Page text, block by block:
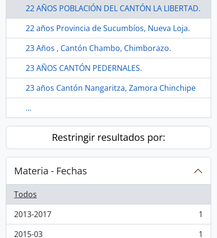
22 AÑOS POBLACIÓN DEL CANTÓN LA LIBERTAD.
22 años Provincia de Sucumbíos, Nueva Loja.
23 Años , Cantón Chambo, Chimborazo.
23 AÑOS CANTÓN PEDERNALES.
23 años Cantón Nangaritza, Zamora Chinchipe
...
Restringir resultados por:
Materia - Fechas
Todos
2013-2017
, 1 resultados
1
2015-03
1